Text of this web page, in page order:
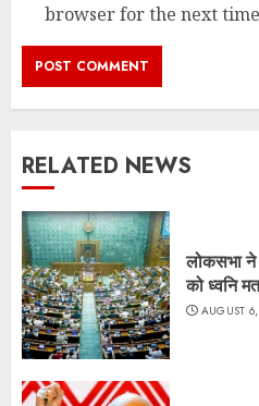
browser for the next
RELATED NEWS
लोकसभा ने
को ध्वनि
AUGUST